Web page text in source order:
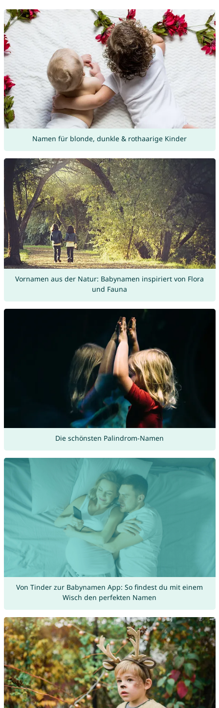
Namen für blonde, dunkle & rothaarige Kinder
Vornamen aus der Natur: Babynamen inspiriert von Flora
und Fauna
Die schönsten Palindrom-Namen
Von Tinder zur Babynamen App: So findest du mit einem
Wisch den perfekten Namen